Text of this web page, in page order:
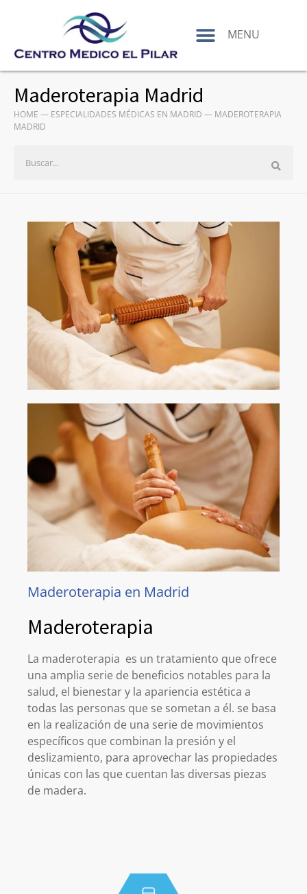
MENU
Maderoterapia Madrid
HOME — ESPECIALIDADES MÉDICAS EN MADRID — MADEROTERAPIA
MADRID
Maderoterapia en Madrid
Maderoterapia
La maderoterapia es un tratamiento que ofrece
una amplia serie de beneficios notables para la
salud, el bienestar y la apariencia estética a
todas las personas que se sometan a él. se basa
en la realización de una serie de movimientos
específicos que combinan la presión y el
deslizamiento, para aprovechar las propiedades
únicas con las que cuentan las diversas piezas
de madera.